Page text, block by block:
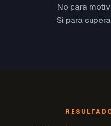
No para
Si para